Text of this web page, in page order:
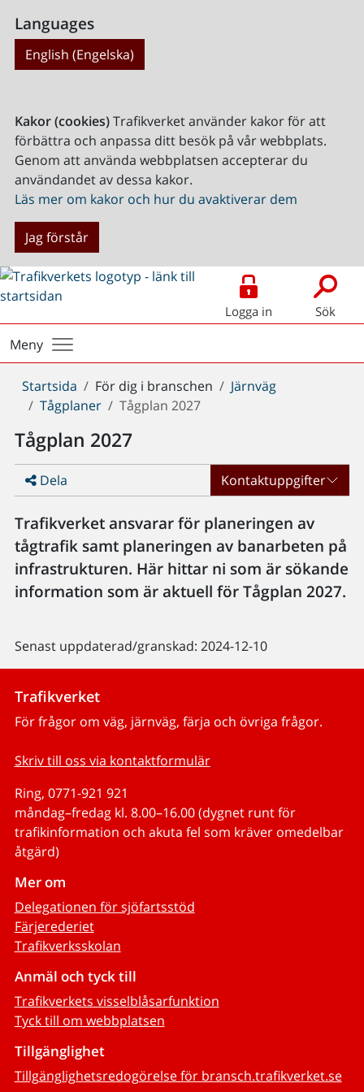
Languages
English (Engelska)
Kakor (cookies)Trafikverket använder kakor för att
förbättra och anpassa ditt besök på vår webbplats.
Genom att använda webbplatsen accepterar du
användandet av dessa kakor.
Läs mer om kakor och hur du avaktiverar dem
Jag förstår
Logga in Sök
Meny
Du
är
Startsida För dig i branschen
Järnväg
Tågplaner
Tågplan 2027
Tågplan 2027
Dela Kontaktuppgifter
Trafikverket ansvarar för planeringen av
tågtrafik samt planeringen av banarbeten på
infrastrukturen. Här hittar ni som är sökande
information som är aktuell för Tågplan 2027.
Senast uppdaterad/granskad: 2024-12-10
Trafikverket
För frågor om väg, järnväg, färja och övriga frågor.
Skriv till oss via kontaktformulär
Ring, 0771-921 921
måndag–fredag kl. 8.00–16.00 (dygnet runt för
trafikinformation och akuta fel som kräver omedelbar
åtgärd)
Mer om
Delegationen för sjöfartsstöd
Färjerederiet
Trafikverksskolan
Anmäl och tyck till
Trafikverkets visselblåsarfunktion
Tyck till om webbplatsen
Tillgänglighet
Tillgänglighetsredogörelse för bransch.trafikverket.se